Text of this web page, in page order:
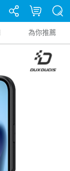
為你推薦